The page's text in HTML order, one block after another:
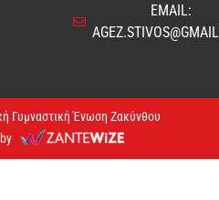
EMAIL:
Γυμναστική Ένωση Ζακύνθου